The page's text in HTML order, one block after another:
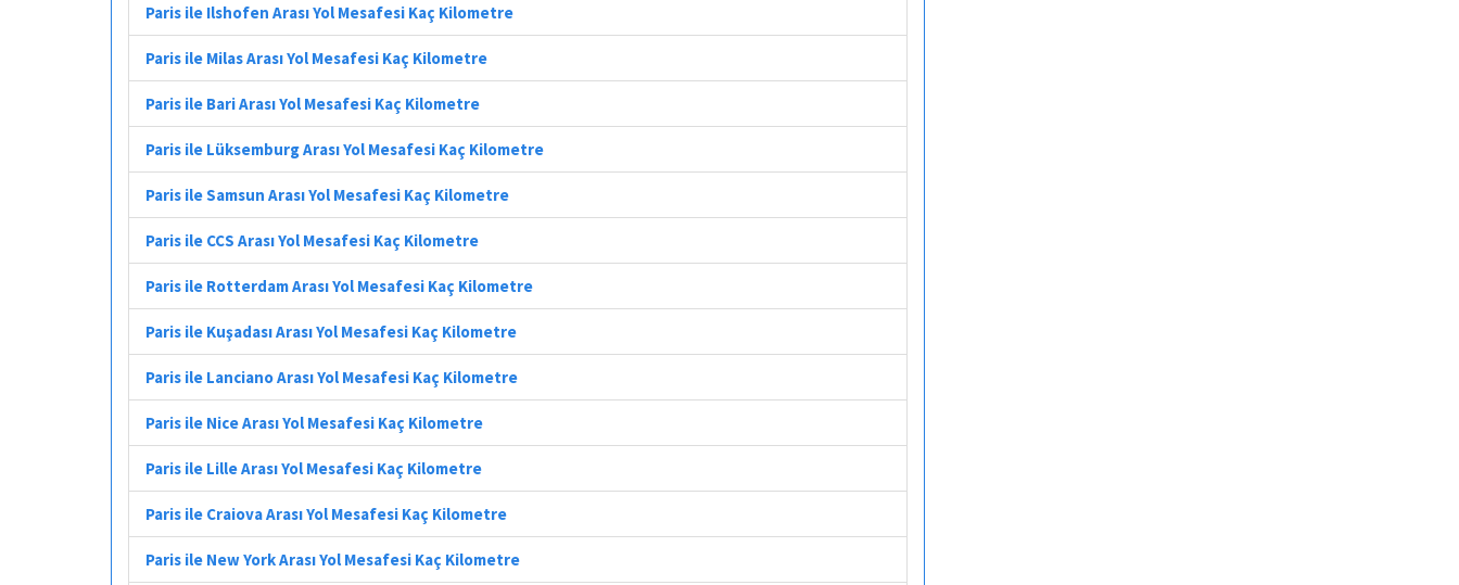
Paris ile Ilshofen Arası Yol Mesafesi Kaç Kilometre
Paris ile Milas Arası Yol Mesafesi Kaç Kilometre
Paris ile Bari Arası Yol Mesafesi Kaç Kilometre
Paris ile Lüksemburg Arası Yol Mesafesi Kaç Kilometre
Paris ile Samsun Arası Yol Mesafesi Kaç Kilometre
Paris ile CCS Arası Yol Mesafesi Kaç Kilometre
Paris ile Rotterdam Arası Yol Mesafesi Kaç Kilometre
Paris ile Kuşadası Arası Yol Mesafesi Kaç Kilometre
Paris ile Lanciano Arası Yol Mesafesi Kaç Kilometre
Paris ile Nice Arası Yol Mesafesi Kaç Kilometre
Paris ile Lille Arası Yol Mesafesi Kaç Kilometre
Paris ile Craiova Arası Yol Mesafesi Kaç Kilometre
Paris ile New York Arası Yol Mesafesi Kaç Kilometre